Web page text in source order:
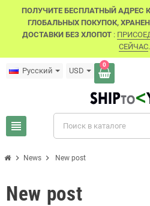
ПОЛУЧИТЕ БЕСПЛАТНЫЙ АДРЕС
ГЛОБАЛЬНЫХ ПОКУПОК,
ДОСТАВКИ БЕЗ ХЛОПОТ :
СЕЙЧАС.
Русский USD
0
view_headline
chevron_right News chevron_right New post
New post